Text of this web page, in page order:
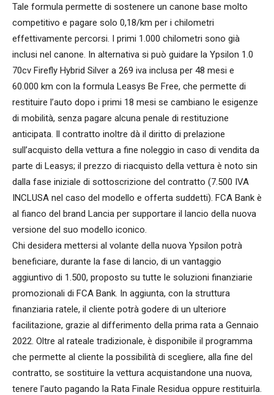
Tale formula permette di sostenere un canone base molto
competitivo e pagare solo 0,18/km per i chilometri
effettivamente percorsi. I primi 1.000 chilometri sono già
inclusi nel canone. In alternativa si può guidare la Ypsilon 1.0
70cv Firefly Hybrid Silver a 269 iva inclusa per 48 mesi e
60.000 km con la formula Leasys Be Free, che permette di
restituire l’auto dopo i primi 18 mesi se cambiano le esigenze
di mobilità, senza pagare alcuna penale di restituzione
anticipata. Il contratto inoltre dà il diritto di prelazione
sull’acquisto della vettura a fine noleggio in caso di vendita da
parte di Leasys; il prezzo di riacquisto della vettura è noto sin
dalla fase iniziale di sottoscrizione del contratto (7.500 IVA
INCLUSA nel caso del modello e offerta suddetti). FCA Bank è
al fianco del brand Lancia per supportare il lancio della nuova
versione del suo modello iconico.
Chi desidera mettersi al volante della nuova Ypsilon potrà
beneficiare, durante la fase di lancio, di un vantaggio
aggiuntivo di 1.500, proposto su tutte le soluzioni finanziarie
promozionali di FCA Bank. In aggiunta, con la struttura
finanziaria ratele, il cliente potrà godere di un ulteriore
facilitazione, grazie al differimento della prima rata a Gennaio
2022. Oltre al rateale tradizionale, è disponibile il programma
che permette al cliente la possibilità di scegliere, alla fine del
contratto, se sostituire la vettura acquistandone una nuova,
tenere l’auto pagando la Rata Finale Residua oppure restituirla.